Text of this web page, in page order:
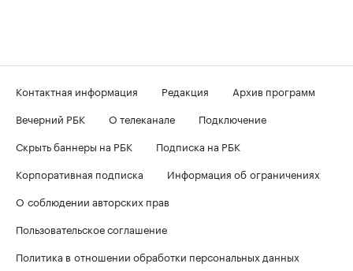
Контактная информация Редакция
Архив программ
Вечерний РБК
О телеканале
Подключение
Скрыть баннеры на РБК
Подписка на РБК
Корпоративная подписка
Информация об ограничениях
О соблюдении авторских прав
Пользовательское соглашение
Политика в отношении обработки персональных данных